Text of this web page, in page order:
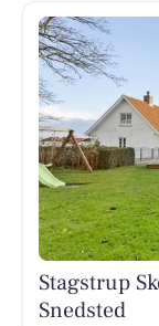
Stagstrup
Snedsted